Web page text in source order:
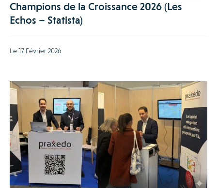
Champions de la Croissance 2026 (Les
Echos – Statista)
Le 17 Février 2026